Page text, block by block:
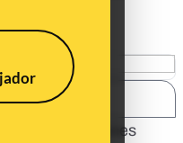
en las elecciones